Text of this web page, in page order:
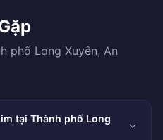
phố Long Xuyên, An
tại Thành phố Long